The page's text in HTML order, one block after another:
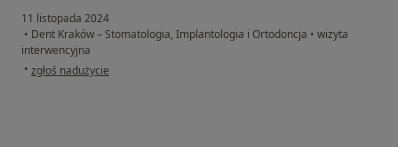
11 listopada 2024
• Dent Kraków – Stomatologia, Implantologia i Ortodoncja • wizyta
interwencyjna
• w opinii użytkownika Piotr
zgłoś nadużycie